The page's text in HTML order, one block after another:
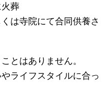
葬
は寺院にて合同供養さ
とはありません。
ライフスタイルに合っ